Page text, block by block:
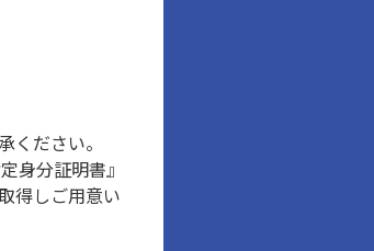
ださい。
身分証明書』
得しご用意い